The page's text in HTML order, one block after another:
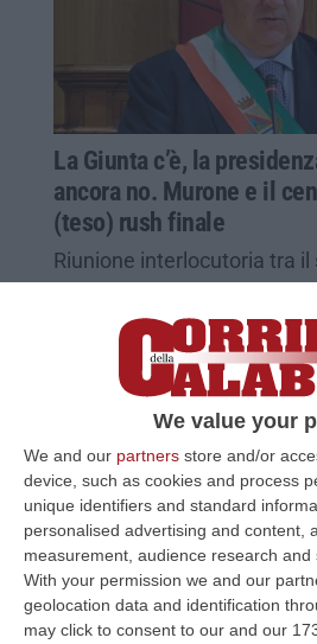
We value your
We and our partners store and/or
device, such as cookies and process
unique identifiers and standard
personalised advertising and content,
measurement, audience research
With your permission we and our
geolocation data and identification
may click to consent to our and our
La Giunta c’è, la
ancora no. Murone e il
(teso) rush finale
Riunione interlocutoria tra il
aggiornamento a
primo Consiglio comunale
Pubblicato il: 07/07/25 – 21:23